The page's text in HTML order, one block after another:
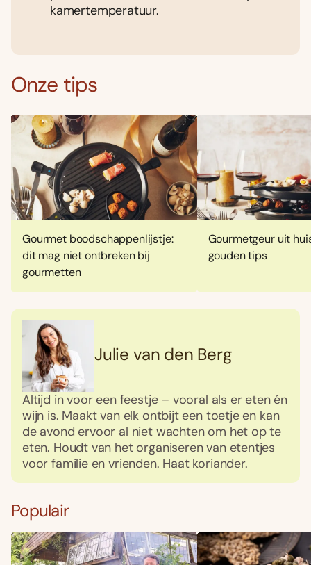
Bestellen
kamertemperatuur.
Onze tips
Gourmet boodschappenlijstje:
dit mag niet ontbreken bij
gourmetten
Gourmetgeur uit
gouden tips
Julie van den Berg
Altijd in voor een feestje – vooral als er eten én
wijn is. Maakt van elk ontbijt een toetje en kan
de avond ervoor al niet wachten om het op te
eten. Houdt van het organiseren van etentjes
voor familie en vrienden. Haat koriander.
Populair